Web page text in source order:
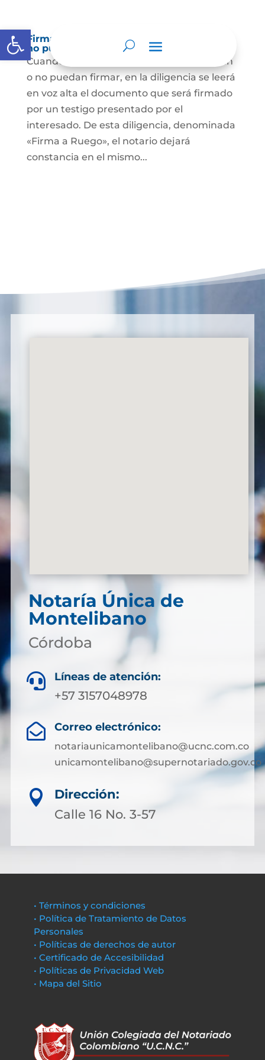
Abrir barra de herramientas
Firma a Ruego – Personas que no saben o
no puede firmar
Cuando se trate de personas que no sepan
o no puedan firmar, en la diligencia se leerá
en voz alta el documento que será firmado
por un testigo presentado por el
interesado. De esta diligencia, denominada
«Firma a Ruego», el notario dejará
constancia en el mismo...
Notaría Única de
Montelibano
Córdoba
 Líneas de atención:
+57 3157048978
 Correo electrónico:
notariaunicamontelibano@ucnc.com.co
unicamontelibano@supernotariado.gov.co

Dirección:
Calle 16 No. 3-57
• Términos y condiciones
• Política de Tratamiento de Datos
Personales
• Políticas de derechos de autor
• Certificado de Accesibilidad
• Políticas de Privacidad Web
• Mapa del Sitio